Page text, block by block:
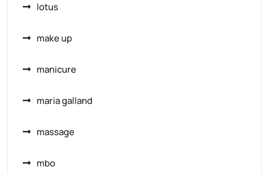
lotus
make up
manicure
maria galland
massage
mbo